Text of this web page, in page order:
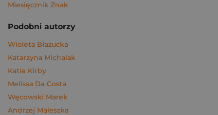
Miesięcznik Znak
Podobni autorzy
Wioleta Błazucka
Katarzyna Michalak
Katie Kirby
Melissa Da Costa
Węcowski Marek
Andrzej Maleszka